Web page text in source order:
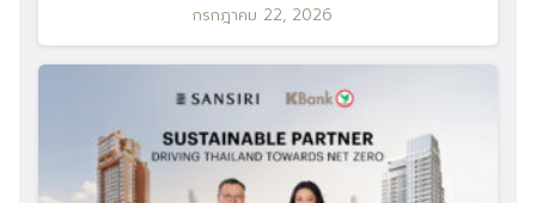
กรกฎาคม 22, 2026